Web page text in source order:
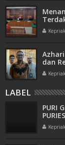
dan
LABEL
PURI
Citu